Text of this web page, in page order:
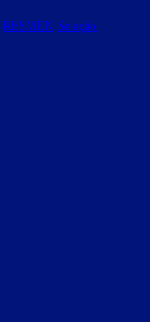
RESMEN Seleção